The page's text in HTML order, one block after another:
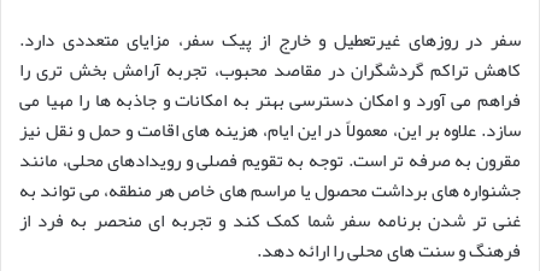
سفر در روزهای غیرتعطیل و خارج از پیک سفر، مزایای متعددی دارد.
کاهش تراکم گردشگران در مقاصد محبوب، تجربه آرامش بخش تری را
فراهم می آورد و امکان دسترسی بهتر به امکانات و جاذبه ها را مهیا می
سازد. علاوه بر این، معمولاً در این ایام، هزینه های اقامت و حمل و نقل نیز
مقرون به صرفه تر است. توجه به تقویم فصلی و رویدادهای محلی، مانند
جشنواره های برداشت محصول یا مراسم های خاص هر منطقه، می تواند به
غنی تر شدن برنامه سفر شما کمک کند و تجربه ای منحصر به فرد از
فرهنگ و سنت های محلی را ارائه دهد.